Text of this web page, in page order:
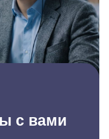
с вами